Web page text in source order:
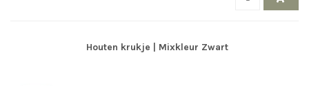
Houten krukje | Mixkleur Zwart